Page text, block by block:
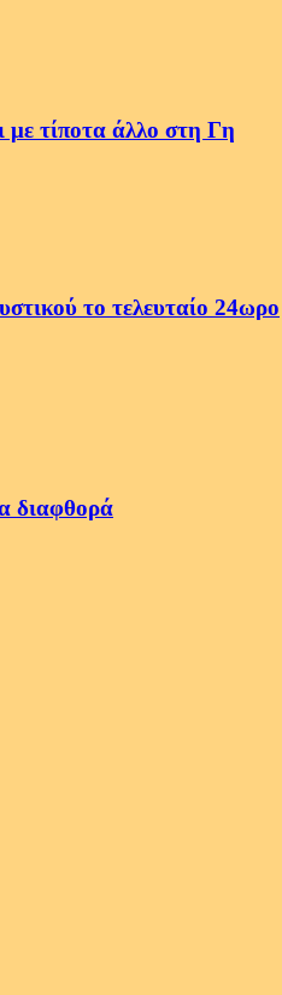
με τίποτα άλλο στη Γη
το τελευταίο 24ωρο
διαφθορά